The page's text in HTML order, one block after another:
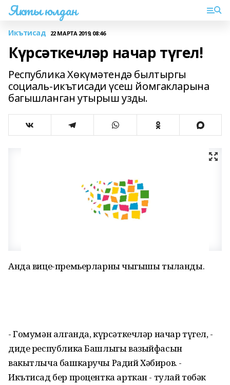
Якты юлдан
Икътисад 22 МАРТА 2019, 08:46
Күрсәткечләр начар түгел!
Республика Хөкүмәтендә былтыргы
социаль-икътисади үсеш йомгакларына
багышланган утырыш узды.
Анда вице-премьерларның чыгышы тыңланды.
- Гомумән алганда, күрсәткечләр начар түгел, -
диде республика Башлыгы вазыйфасын
вакытлыча башкаручы Радий Хәбиров. -
Икътисад бер процентка арткан - тулай төбәк